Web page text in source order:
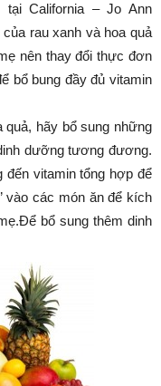
California – Jo Ann
rau xanh và hoa quả
nên thay đổi thực đơn
bổ bung đầy đủ vitamin
quả, hãy bổ sung những
dưỡng tương đương.
đến vitamin tổng hợp để
vào các món ăn để kích
bổ sung thêm dinh